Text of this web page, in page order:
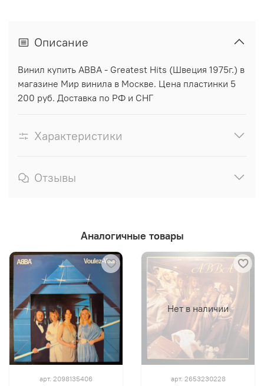
Описание
Винил купить ABBA - Greatest Hits (Швеция 1975г.) в
магазине Мир винила в Москве. Цена пластинки 5
200 руб. Доставка по РФ и СНГ
Характеристики
Отзывы
Аналогичные товары
арт. 2098135406
Нет в наличии
арт. 2653230228